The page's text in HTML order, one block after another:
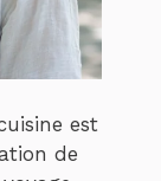
est
de